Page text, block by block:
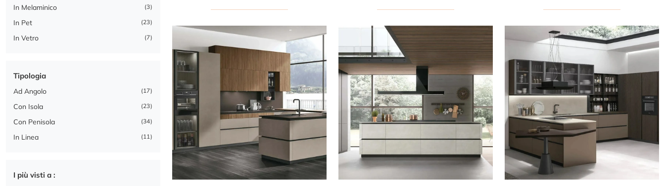
In Melaminico 3
In Pet 23
In Vetro 7
Tipologia
Ad Angolo 17
Con Isola 23
Con Penisola 34
In Linea 11
I più visti a :